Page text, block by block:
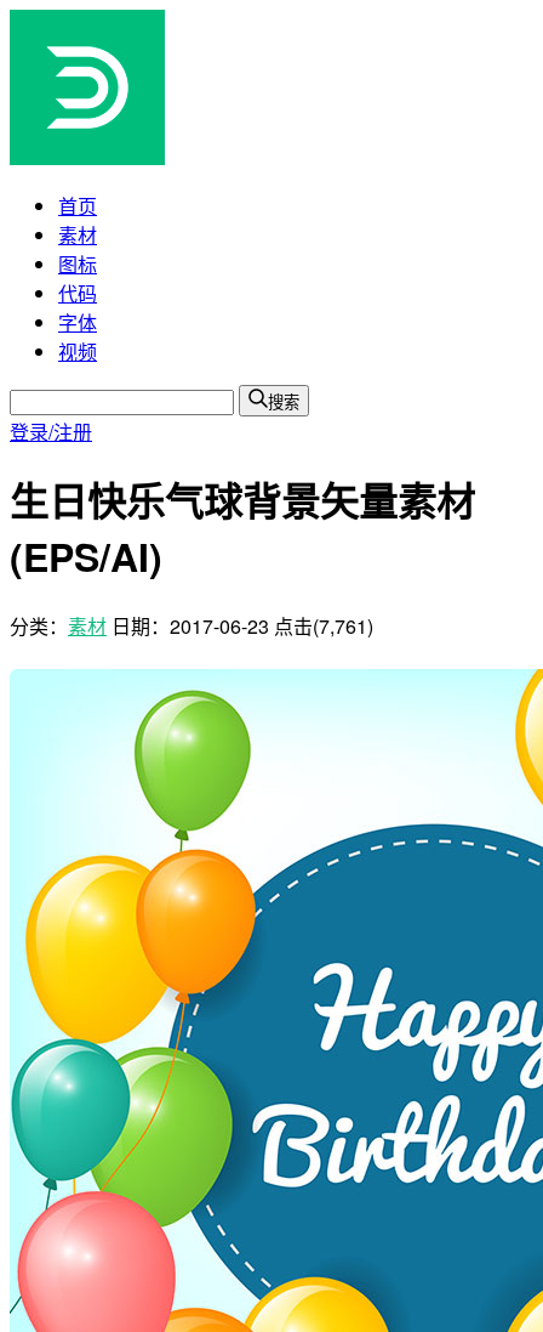
首页
素材
图标
代码
字体
视频
搜索
登录/注册
生日快乐气球背景矢量素材
(EPS/AI)
分类： 素材 日期： 2017-06-23 点击(7,761)